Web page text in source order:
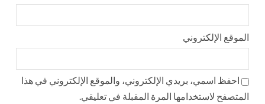
الموقع الإلكتروني
احفظ اسمي، بريدي الإلكتروني، والموقع الإلكتروني في هذا
المتصفح لاستخدامها المرة المقبلة في تعليقي.